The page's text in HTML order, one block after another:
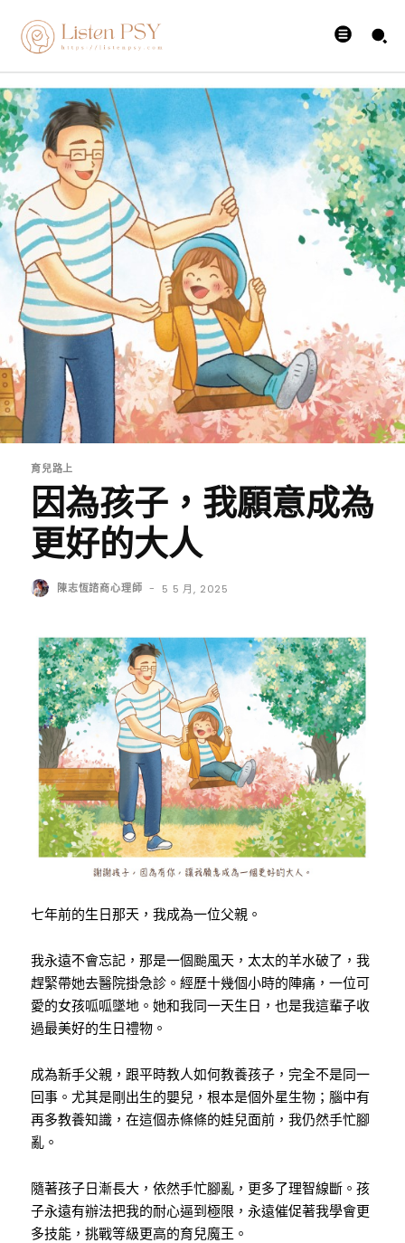
育兒路上
因為孩子，我願意成為
更好的大人
陳志恆諮商心理師 - 5 5 月, 2025
七年前的生日那天，我成為一位父親。
我永遠不會忘記，那是一個颱風天，太太的羊水破了，我
趕緊帶她去醫院掛急診。經歷十幾個小時的陣痛，一位可
愛的女孩呱呱墜地。她和我同一天生日，也是我這輩子收
過最美好的生日禮物。
成為新手父親，跟平時教人如何教養孩子，完全不是同一
回事。尤其是剛出生的嬰兒，根本是個外星生物；腦中有
再多教養知識，在這個赤條條的娃兒面前，我仍然手忙腳
亂。
隨著孩子日漸長大，依然手忙腳亂，更多了理智線斷。孩
子永遠有辦法把我的耐心逼到極限，永遠催促著我學會更
多技能，挑戰等級更高的育兒魔王。